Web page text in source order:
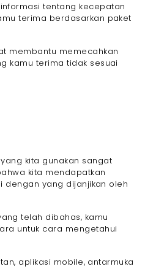
tentang kecepatan
terima berdasarkan paket
membantu memecahkan
kamu terima tidak sesuai
kita gunakan sangat
kita mendapatkan
dengan yang dijanjikan oleh
telah dibahas, kamu
untuk cara mengetahui
aplikasi mobile, antarmuka